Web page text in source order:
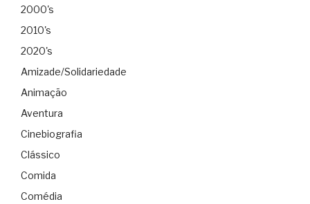
2000's
2010's
2020's
Amizade/Solidariedade
Animação
Aventura
Cinebiografia
Clássico
Comida
Comédia